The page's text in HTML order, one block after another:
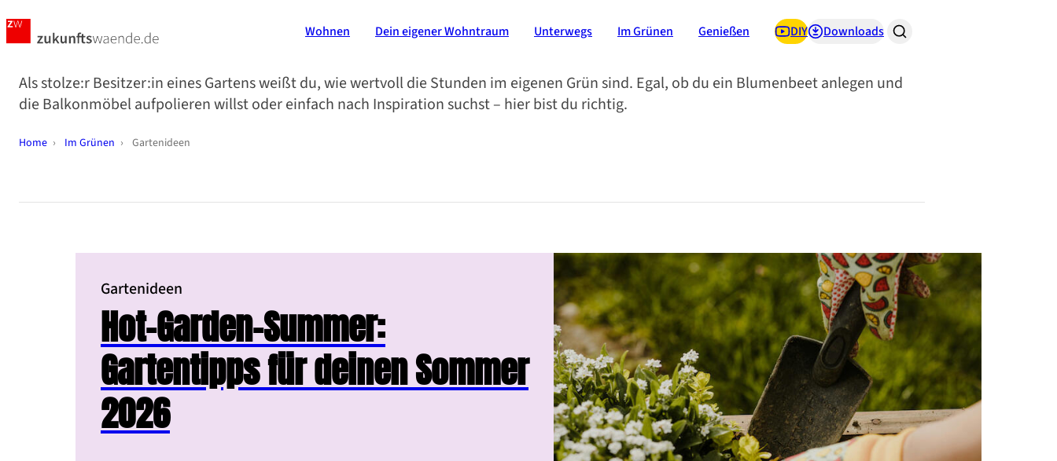
Wohnen Dein eigener Wohntraum Unterwegs Im Grünen Genießen DIY Downloads
Als stolze:r Besitzer:in eines Gartens weißt du, wie wertvoll die Stunden im eigenen Grün sind. Egal, ob du ein Blumenbeet anlegen und
die Balkonmöbel aufpolieren willst oder einfach nach Inspiration suchst – hier bist du richtig.
Home › Im Grünen › Gartenideen
Gartenideen
Hot-Garden-Summer:
Gartentipps für deinen Sommer
2026